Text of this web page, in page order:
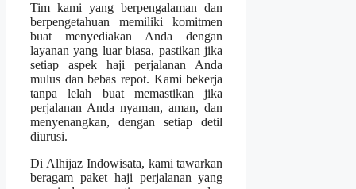
Tim kami yang berpengalaman dan
berpengetahuan memiliki komitmen
buat menyediakan Anda dengan
layanan yang luar biasa, pastikan jika
setiap aspek haji perjalanan Anda
mulus dan bebas repot. Kami bekerja
tanpa lelah buat memastikan jika
perjalanan Anda nyaman, aman, dan
menyenangkan, dengan setiap detil
diurusi.
Di Alhijaz Indowisata, kami tawarkan
beragam paket haji perjalanan yang